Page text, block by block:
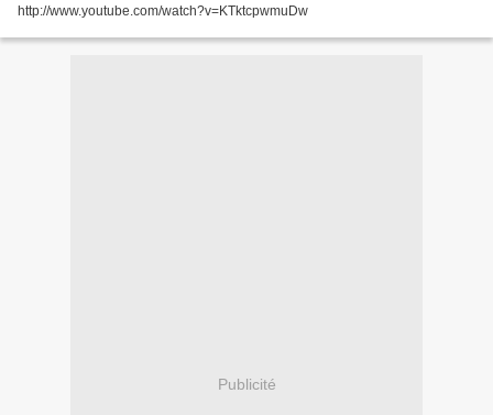
http://www.youtube.com/watch?v=KTktcpwmuDw
Publicité